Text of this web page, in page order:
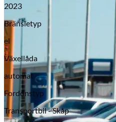
Opel
2023
Bränsletyp
el
Växellåda
automat
Fordonstyp
Transportbil - Skåp